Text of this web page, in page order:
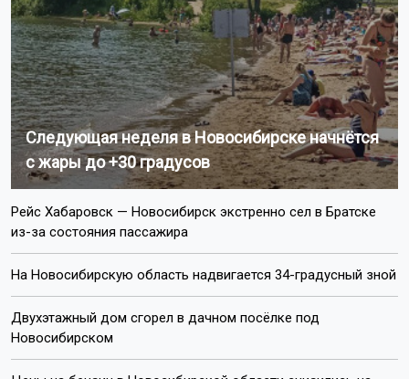
Пишите нам:
Почта:
internet@otstv.ru
Подписывайтесь на нас: